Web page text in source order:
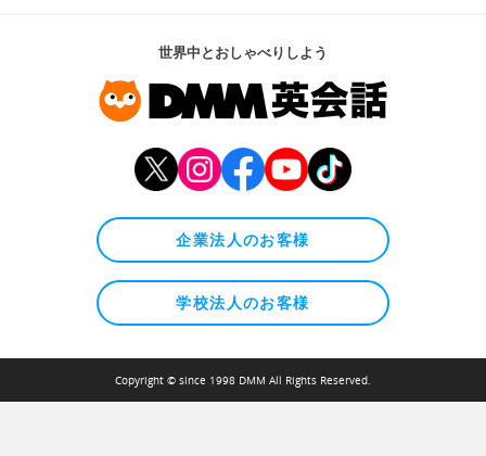
世界中とおしゃべりしよう
企業法人のお客様
学校法人のお客様
Copyright © since 1998 DMM All Rights Reserved.